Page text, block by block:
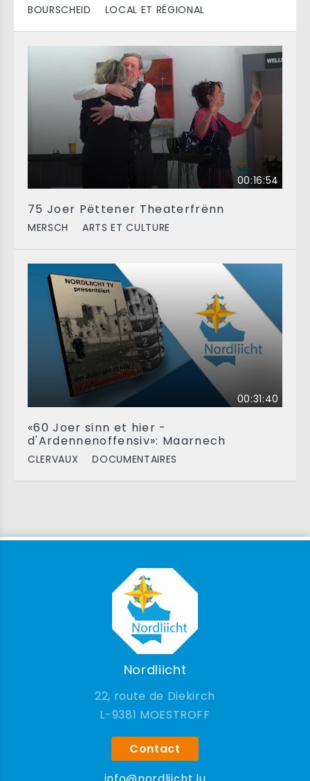
BOURSCHEID LOCAL ET RÉGIONAL
00:16:54
75 Joer Pëttener Theaterfrënn
MERSCH ARTS ET CULTURE
00:31:40
«60 Joer sinn et hier -
d'Ardennenoffensiv»: Maarnech
CLERVAUX DOCUMENTAIRES
Nordliicht
22, route de Diekirch
9381 MOESTROFF
Contact